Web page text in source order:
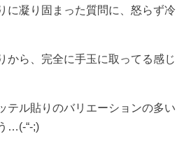
に凝り固まった質問に、怒らず冷
から、完全に手玉に取ってる感じ
テル貼りのバリエーションの多い
…(-“-;)